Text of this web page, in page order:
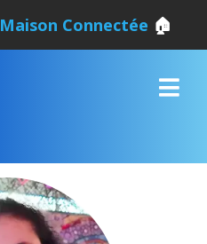
Maison Connectée 🏠